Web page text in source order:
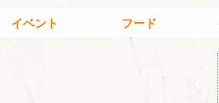
イベント フード